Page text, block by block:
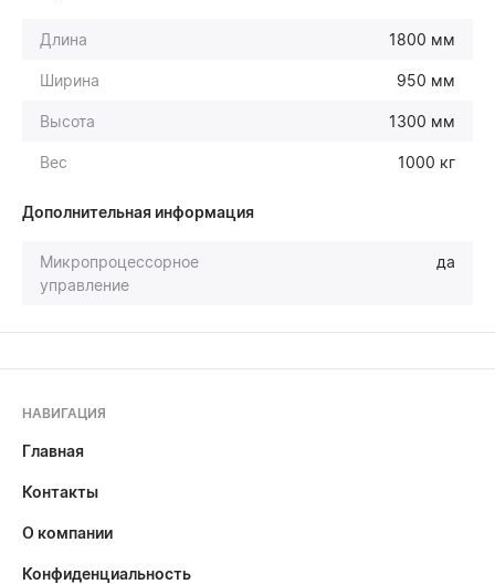
Длина 1800 мм
Ширина 950 мм
Высота 1300 мм
Вес 1000 кг
Дополнительная информация
Микропроцессорное
управление
да
НАВИГАЦИЯ
Главная
Контакты
О компании
Конфиденциальность